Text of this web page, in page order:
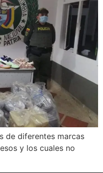
de diferentes marcas
y los cuales no